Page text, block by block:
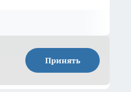
Принять